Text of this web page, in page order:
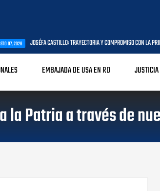
TRAYECTORIA Y COMPROMISO CON LA PRIMERA INFANCIA
EMBAJADA DE USA EN RD JUSTICIA
la Patria a través de